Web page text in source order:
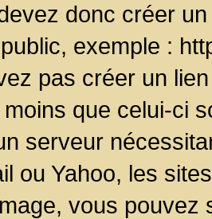
donc créer
exemple :
pas créer un
que celui-ci
serveur
ou Yahoo, les
vous pouvez